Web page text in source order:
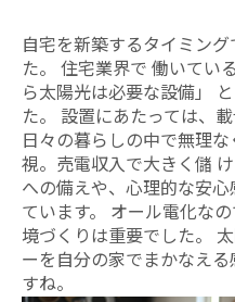
自宅を新築するタイミン
た。 住宅業界で 働いてい
ら太陽光は必要な設備」
た。 設置にあたっては、
日々の暮らしの中で無理
視。売電収入で大きく儲
への備えや、心理的な安
ています。 オール電化な
境づくりは重要でした。
ーを自分の家でまかなえ
すね。